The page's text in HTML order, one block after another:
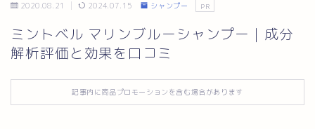
お問い合わせ
2020.08.21 2024.07.15 シャンプー PR
ミントベル マリンブルーシャンプー｜成分
解析評価と効果を口コミ
記事内に商品プロモーションを含む場合があります